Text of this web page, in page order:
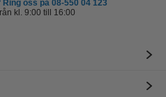
oss på 08-550 04 123
kl. 9:00 till 16:00